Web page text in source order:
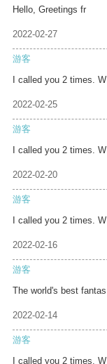
Hello, Greetings fr
2022-02-27
游客
I called you 2 times. W
2022-02-25
游客
I called you 2 times. W
2022-02-20
游客
I called you 2 times. W
2022-02-16
游客
The world's best fantas
2022-02-14
游客
I called you 2 times. W